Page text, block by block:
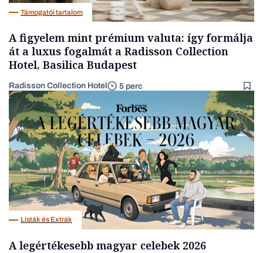
Támogatói tartalom
A figyelem mint prémium valuta: így formálja
át a luxus fogalmát a Radisson Collection
Hotel, Basilica Budapest
Radisson Collection Hotel 5 perc
Listák és Extrák
A legértékesebb magyar celebek 2026